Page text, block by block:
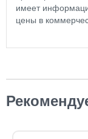
имеет
цены в